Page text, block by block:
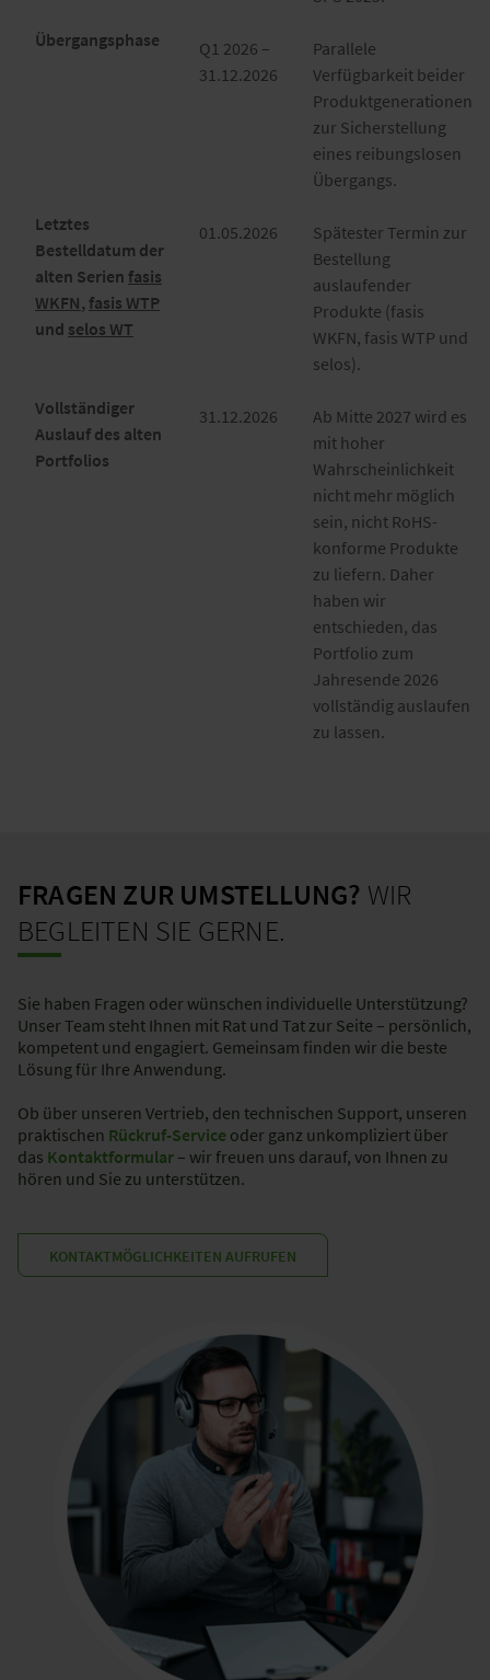
Übergangsphase
Q1 2026 –
31.12.2026
Parallele
Verfügbarkeit beider
Produktgenerationen
zur Sicherstellung
eines reibungslosen
Übergangs.
Letztes
Bestelldatum der
alten Serien fasis
WKFN, fasis WTP
und selos WT
01.05.2026​
Spätester Termin zur
Bestellung
auslaufender
Produkte (fasis
WKFN, fasis WTP und
selos).
Vollständiger
Auslauf des alten
Portfolios
31.12.2026​
Ab Mitte 2027 wird es
mit hoher
Wahrscheinlichkeit
nicht mehr möglich
sein, nicht RoHS-
konforme Produkte
zu liefern. Daher
haben wir
entschieden, das
Portfolio zum
Jahresende 2026
vollständig auslaufen
zu lassen.
FRAGEN ZUR UMSTELLUNG? WIR
BEGLEITEN SIE GERNE.​
Sie haben Fragen oder wünschen individuelle Unterstützung?
Unser Team steht Ihnen mit Rat und Tat zur Seite – persönlich,
kompetent und engagiert. Gemeinsam finden wir die beste
Lösung für Ihre Anwendung.​
Ob über unseren Vertrieb, den technischen Support, unseren
praktischen Rückruf-Service oder ganz unkompliziert über
das Kontaktformular – wir freuen uns darauf, von Ihnen zu
hören und Sie zu unterstützen.​
KONTAKTMÖGLICHKEITEN AUFRUFEN